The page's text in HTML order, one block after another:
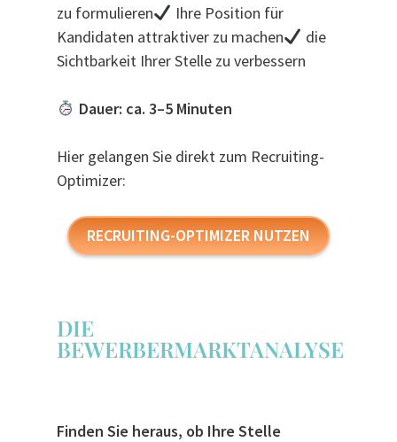
zu formulieren
Ihre Position für
Kandidaten attraktiver zu machen
die
Sichtbarkeit Ihrer Stelle zu verbessern
Dauer: ca. 3–5 Minuten
Hier gelangen Sie direkt zum Recruiting-
Optimizer:
RECRUITING-OPTIMIZER NUTZEN
DIE
BEWERBERMARKTANALYSE
Finden Sie heraus, ob Ihre Stelle